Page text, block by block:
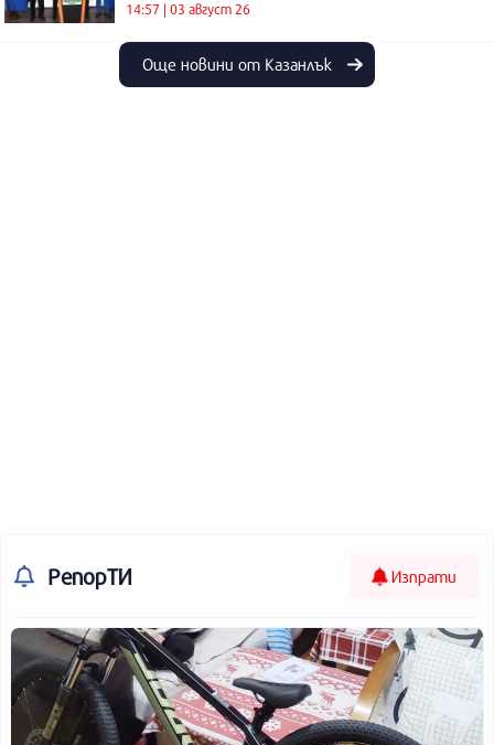
14:57 | 03 август 26
Още новини от Казанлък
РепорТИ Изпрати